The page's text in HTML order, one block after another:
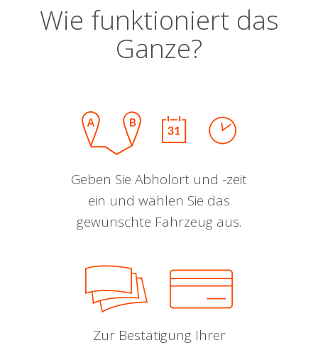
Wie funktioniert das
Ganze?
Geben Sie Abholort und -zeit
ein und wählen Sie das
gewünschte Fahrzeug aus.
Zur Bestätigung Ihrer